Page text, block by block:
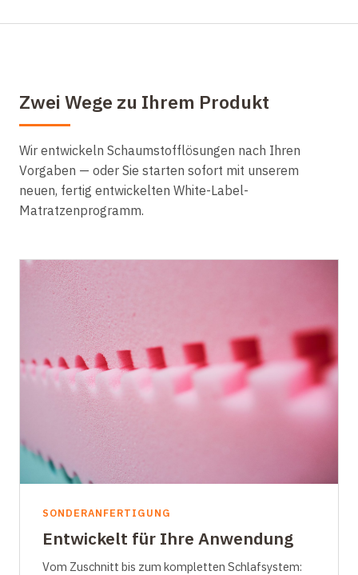
Zwei Wege zu Ihrem Produkt
Wir entwickeln Schaumstofflösungen nach Ihren
Vorgaben — oder Sie starten sofort mit unserem
neuen, fertig entwickelten White-Label-
Matratzenprogramm.
SONDERANFERTIGUNG
Entwickelt für Ihre Anwendung
Vom Zuschnitt bis zum kompletten Schlafsystem: